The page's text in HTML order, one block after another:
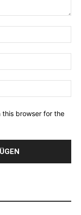
this browser for the